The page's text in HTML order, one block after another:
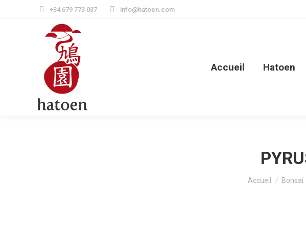
+34 679 773 037 info@hatoen.com
Accueil Hatoen
Accueil Bonsai